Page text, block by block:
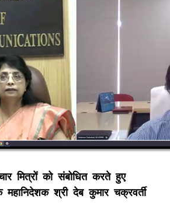
मित्रों को संबोधित करते हुए
श्री देब कुमार चक्रवर्ती